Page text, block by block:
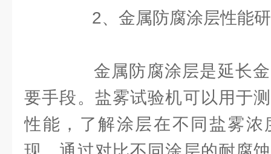
2、金属防腐涂层性能
金属防腐涂层是延长金
要手段。盐雾试验机可以用于
性能，了解涂层在不同盐雾浓